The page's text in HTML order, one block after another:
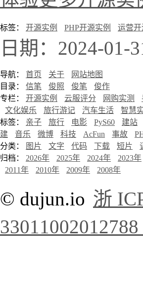
标签： 开源实例 PHP开源实例 运营开
日期：2024-01-
导航： 首页 关于
网站地图
目录： 信笔 俊照 俊笔
俊作
专栏： 开源实例 云服评分 网购实测
文化娱乐
旅行游记 汽车生活 智慧
标签： 亲子 旅行 电影 PyS60 建站
建
音乐 微博 科技 AcFun 事故
分类：
图片 文字 代码 下载 短片
归档： 2026年 2025年 2024年 2023年
2011年
2010年 2009年 2008年
© dujun.io 浙